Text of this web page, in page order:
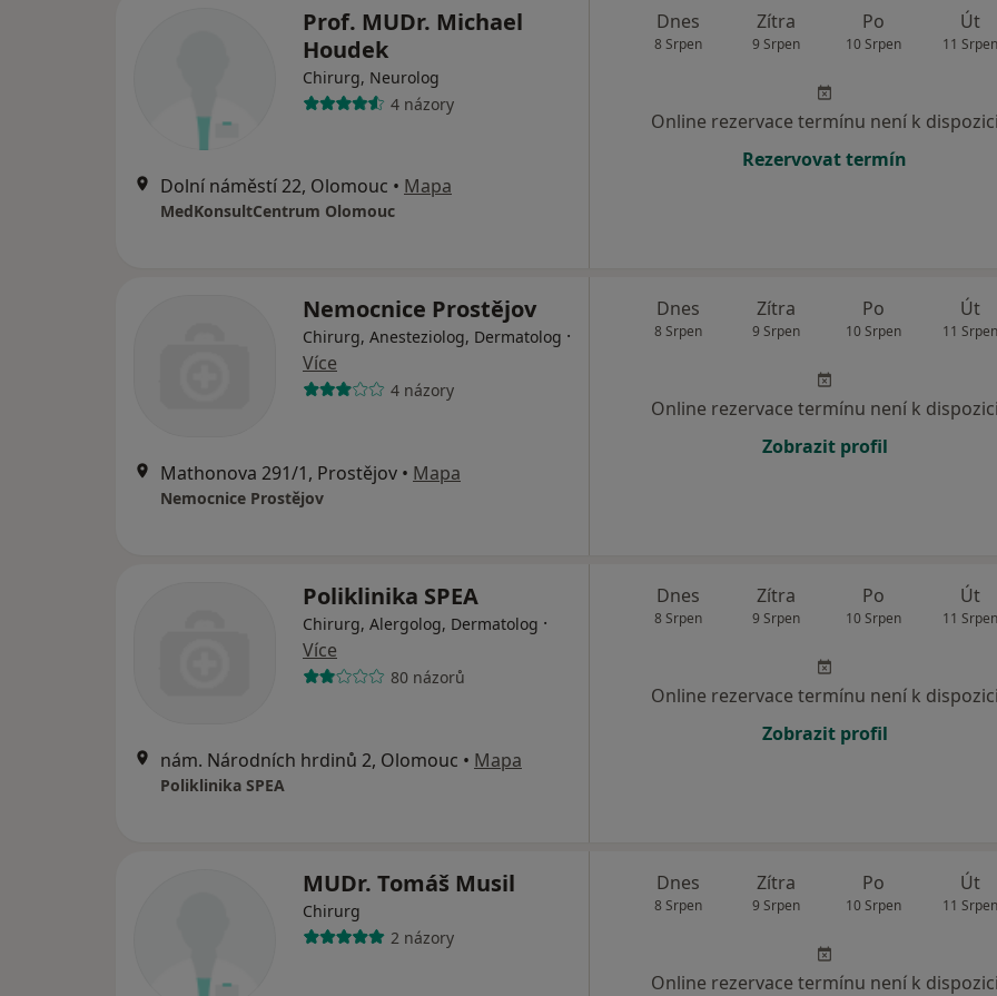
Prof. MUDr. Michael
Houdek
Chirurg, Neurolog
4 názory
Dolní náměstí 22, Olomouc • Mapa
MedKonsultCentrum Olomouc
Dnes
8 Srpen
Zítra
9 Srpen
Po
10 Srpen
Út
11 Srpen
Online rezervace termínu není k dispozici
Rezervovat termín
Nemocnice Prostějov
Chirurg, Anesteziolog, Dermatolog ·
Více
4 názory
Mathonova 291/1, Prostějov • Mapa
Nemocnice Prostějov
Dnes
8 Srpen
Zítra
9 Srpen
Po
10 Srpen
Út
11 Srpen
Online rezervace termínu není k dispozici
Zobrazit profil
Poliklinika SPEA
Chirurg, Alergolog, Dermatolog ·
Více
80 názorů
nám. Národních hrdinů 2, Olomouc • Mapa
Poliklinika SPEA
Dnes
8 Srpen
Zítra
9 Srpen
Po
10 Srpen
Út
11 Srpen
Online rezervace termínu není k dispozici
Zobrazit profil
MUDr. Tomáš Musil
Chirurg
2 názory
Dnes
8 Srpen
Zítra
9 Srpen
Po
10 Srpen
Út
11 Srpen
Online rezervace termínu není k dispozici